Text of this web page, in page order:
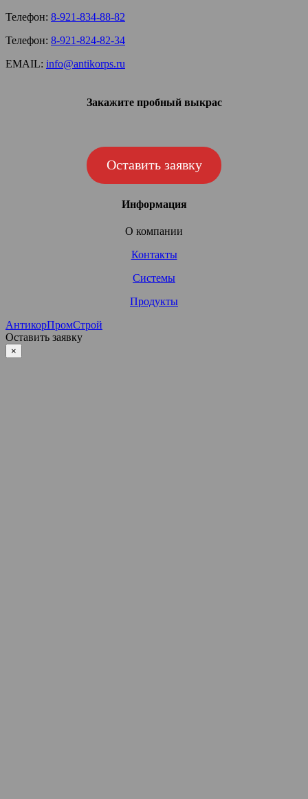
Телефон: 8-921-834-88-82
Телефон: 8-921-824-82-34
EMAIL: info@antikorps.ru
Закажите пробный выкрас
Оставить заявку
Информация
О компании
Контакты
Системы
Продукты
АнтикорПромСтрой
Оставить заявку
×